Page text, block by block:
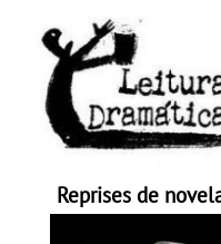
Reprises de